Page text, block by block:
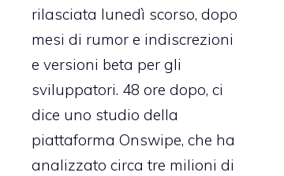
rilasciata lunedì scorso, dopo
mesi di rumor e indiscrezioni
e versioni beta per gli
sviluppatori. 48 ore dopo, ci
dice uno studio della
piattaforma Onswipe, che ha
analizzato circa tre milioni di